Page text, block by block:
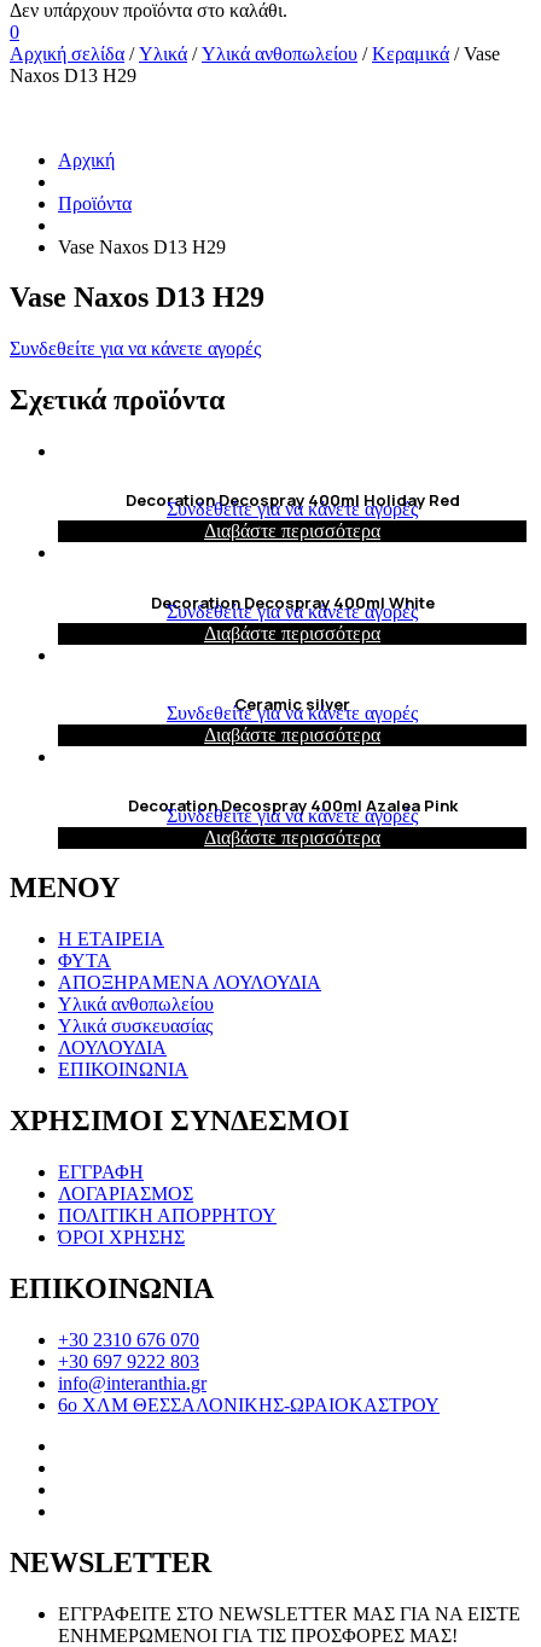
0
Αρχική σελίδα /Υλικά /Υλικά ανθοπωλείου /Κεραμικά / Vase
Naxos D13 H29
Αρχική
Προϊόντα
Vase Naxos D13 H29
Vase Naxos D13 H29
Συνδεθείτε για να κάνετε αγορές
Σχετικά προϊόντα
Decoration Decospray 400ml Holiday Red
Συνδεθείτε για να κάνετε αγορές
Διαβάστε περισσότερα
Decoration Decospray 400ml White
Συνδεθείτε για να κάνετε αγορές
Διαβάστε περισσότερα
Ceramic silver
Συνδεθείτε για να κάνετε αγορές
Διαβάστε περισσότερα
Decoration Decospray 400ml Azalea Pink
Συνδεθείτε για να κάνετε αγορές
Διαβάστε περισσότερα
ΜΕΝΟΥ
Η ΕΤΑΙΡΕΙΑ
ΦΥΤΑ
ΑΠΟΞΗΡΑΜΕΝΑ ΛΟΥΛΟΥΔΙΑ
Υλικά ανθοπωλείου
Υλικά συσκευασίας
ΛΟΥΛΟΥΔΙΑ
ΕΠΙΚΟΙΝΩΝΙΑ
ΧΡΗΣΙΜΟΙ ΣΥΝΔΕΣΜΟΙ
ΕΓΓΡΑΦΗ
ΛΟΓΑΡΙΑΣΜΟΣ
ΠΟΛΙΤΙΚΗ ΑΠΟΡΡΗΤΟΥ
ΌΡΟΙ ΧΡΗΣΗΣ
ΕΠΙΚΟΙΝΩΝΙΑ
+30 2310 676 070
+30 697 9222 803
info@interanthia.gr
6ο ΧΛΜ ΘΕΣΣΑΛΟΝΙΚΗΣ-ΩΡΑΙΟΚΑΣΤΡΟΥ
NEWSLETTER
ΕΓΓΡΑΦΕΙΤΕ ΣΤΟ NEWSLETTER ΜΑΣ ΓΙΑ ΝΑ ΕΙΣΤΕ
ΕΝΗΜΕΡΩΜΕΝΟΙ ΓΙΑ ΤΙΣ ΠΡΟΣΦΟΡΕΣ ΜΑΣ!